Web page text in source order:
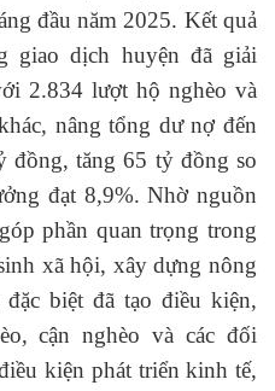
đầu năm 2025. Kết quả
giao dịch huyện đã giải
2.834 lượt hộ nghèo và
nâng tổng dư nợ đến
đồng, tăng 65 tỷ đồng so
đạt 8,9%. Nhờ nguồn
phần quan trọng trong
xã hội, xây dựng nông
biệt đã tạo điều kiện,
cận nghèo và các đối
kiện phát triển kinh tế,